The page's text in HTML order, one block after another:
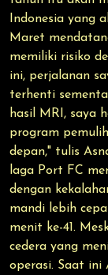
Indonesia yang
Maret
memiliki risiko
ini, perjalanan
terhenti
hasil MRI, saya
program
depan," tulis
laga Port FC
dengan
mandi lebih
menit ke-41.
cedera yang
operasi. Saat ini